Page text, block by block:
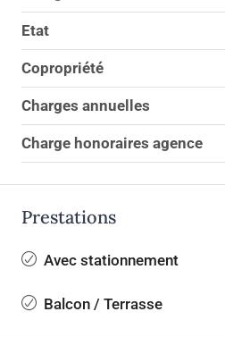
Etat
Copropriété
Charges annuelles
Charge honoraires agence
Prestations
Avec stationnement
Balcon / Terrasse